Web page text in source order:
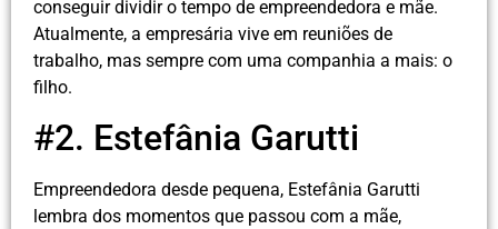
conseguir dividir o tempo de empreendedora e mãe.
Atualmente, a empresária vive em reuniões de
trabalho, mas sempre com uma companhia a mais: o
filho.
#2. Estefânia Garutti
Empreendedora desde pequena, Estefânia Garutti
lembra dos momentos que passou com a mãe,